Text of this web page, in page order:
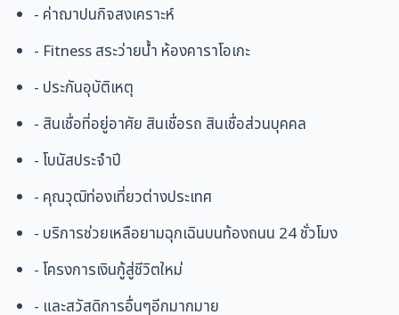
- ค่าฌาปนกิจสงเคราะห์
- Fitness สระว่ายน้ำ ห้องคาราโอเกะ
- ประกันอุบัติเหตุ
- สินเชื่อที่อยู่อาศัย สินเชื่อรถ สินเชื่อส่วนบุคคล
- โบนัสประจำปี
- คุณวุฒิท่องเที่ยวต่างประเทศ
- บริการช่วยเหลือยามฉุกเฉินบนท้องถนน 24 ชั่วโมง
- โครงการเงินกู้สู่ชีวิตใหม่
- และสวัสดิการอื่นๆอีกมากมาย